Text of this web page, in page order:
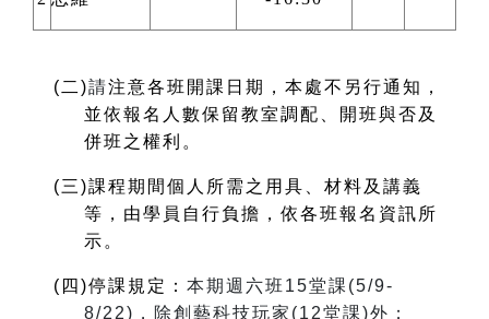
( 二)請注意各班開課日期，本處不另行通知，
並依報名人數保留教室調配、開班與否及
併班之權利。
(三)課程期間個人所需之用具、材料及講義
等，由學員自行負擔，依各班報名資訊所
示。
( 四)停課規定： 本期週六班15堂課(5/9-
8/22)，除創藝科技玩家(12堂課)外；